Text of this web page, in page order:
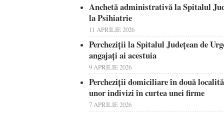
Anchetă administrativă la Spitalul
la Psihiatrie
11 APRILIE 2026
Percheziții la Spitalul Județean de
angajați ai acestuia
9 APRILIE 2026
Percheziții domiciliare în două
unor indivizi în curtea unei firme
7 APRILIE 2026